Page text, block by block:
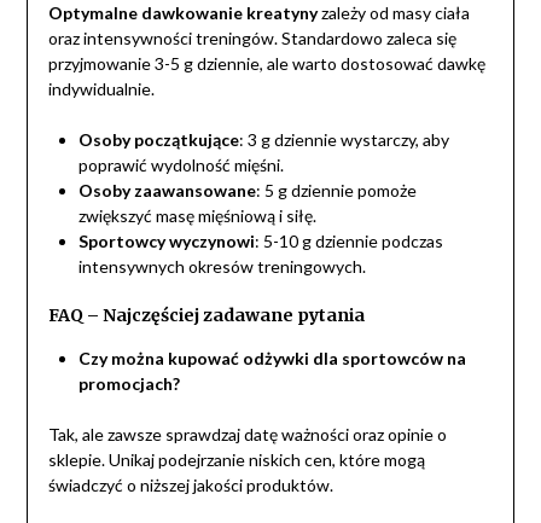
Optymalne dawkowanie kreatynyzależy od masy ciała
oraz intensywności treningów. Standardowo zaleca się
przyjmowanie 3-5 g dziennie, ale warto dostosować dawkę
indywidualnie.
Osoby początkujące: 3 g dziennie wystarczy, aby
poprawić wydolność mięśni.
Osoby zaawansowane: 5 g dziennie pomoże
zwiększyć masę mięśniową i siłę.
Sportowcy wyczynowi: 5-10 g dziennie podczas
intensywnych okresów treningowych.
FAQ – Najczęściej zadawane pytania
Czy można kupować odżywki dla sportowców na
promocjach?
Tak, ale zawsze sprawdzaj datę ważności oraz opinie o
sklepie. Unikaj podejrzanie niskich cen, które mogą
świadczyć o niższej jakości produktów.